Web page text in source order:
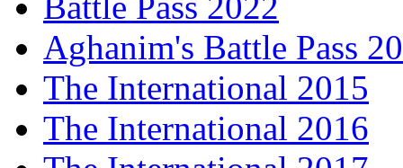
Aghanim's Battle Pass
The International 2015
The International 2016